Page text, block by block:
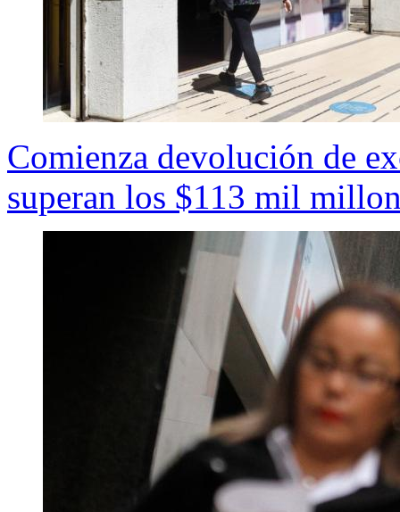
Comienza devolución de
superan los $113 mil